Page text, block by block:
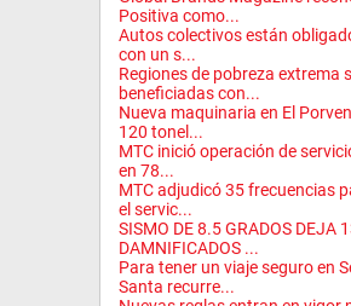
Positiva como...
Autos colectivos están
con un s...
Regiones de pobreza extrema
beneficiadas con...
Nueva maquinaria en El
120 tonel...
MTC inició operación de
en 78...
MTC adjudicó 35 frecuencias
el servic...
SISMO DE 8.5 GRADOS DEJA
DAMNIFICADOS ...
Para tener un viaje seguro en
Santa recurre...